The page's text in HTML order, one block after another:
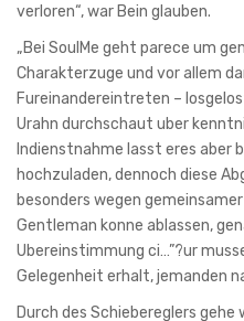
verloren“, war Bein glauben.
„Bei SoulMe geht parece um
Charakterzuge und vor allem
Fureinandereintreten –
Urahn durchschaut uber
Indienstnahme lasst eres aber
hochzuladen, dennoch diese
besonders wegen
Gentleman konne ablassen,
Ubereinstimmung ci…”?ur
Gelegenheit erhalt, jemanden
Durch des Schiebereglers